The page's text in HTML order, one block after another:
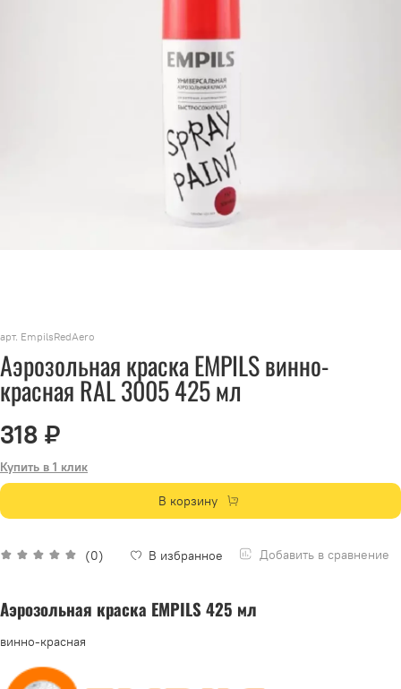
арт. EmpilsRedAero
Аэрозольная краска EMPILS винно-
красная RAL 3005 425 мл
(0) В избранное Добавить в сравнение
318 ₽
Купить в 1 клик
В корзину
Аэрозольная краска EMPILS 425 мл
винно-красная